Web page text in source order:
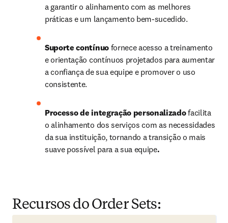
a garantir o alinhamento com as melhores
práticas e um lançamento bem-sucedido.
Suporte contínuo fornece acesso a treinamento
e orientação contínuos projetados para aumentar
a confiança de sua equipe e promover o uso
consistente.
Processo de integração personalizado facilita
o alinhamento dos serviços com as necessidades
da sua instituição, tornando a transição o mais
suave possível para a sua equipe.
Recursos do Order Sets: